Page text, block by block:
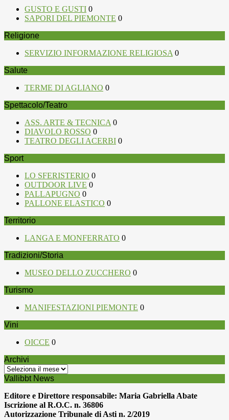
GUSTO E GUSTI 0
SAPORI DEL PIEMONTE 0
Religione
SERVIZIO INFORMAZIONE RELIGIOSA 0
Salute
TERME DI AGLIANO 0
Spettacolo/Teatro
ASS. ARTE & TECNICA 0
DIAVOLO ROSSO 0
TEATRO DEGLI ACERBI 0
Sport
LO SFERISTERIO 0
OUTDOOR LIVE 0
PALLAPUGNO 0
PALLONE ELASTICO 0
Territorio
LANGA E MONFERRATO 0
Tradizioni/Storia
MUSEO DELLO ZUCCHERO 0
Turismo
MANIFESTAZIONI PIEMONTE 0
Vini
OICCE 0
Archivi
Archivi
Vallibbt News
Editore e Direttore responsabile: Maria Gabriella Abate
Iscrizione al R.O.C. n. 36806
Autorizzazione Tribunale di Asti n. 2/2019